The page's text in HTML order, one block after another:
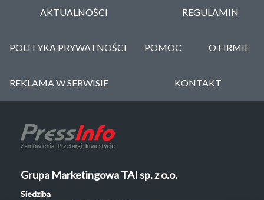
AKTUALNOŚCI REGULAMIN
POLITYKA PRYWATNOŚCI POMOC O FIRMIE
REKLAMA W SERWISIE KONTAKT
Grupa Marketingowa TAI sp. z o.o.
Siedziba